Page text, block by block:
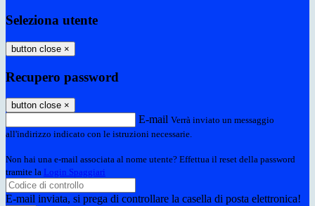
Seleziona utente
button close ×
Recupero password
button close ×
E-mail Verrà inviato un messaggio
all'indirizzo indicato con le istruzioni necessarie.
Non hai una e-mail associata al nome utente? Effettua il reset della password
tramite la Login Spaggiari
E-mail inviata, si prega di controllare la casella di posta elettronica!